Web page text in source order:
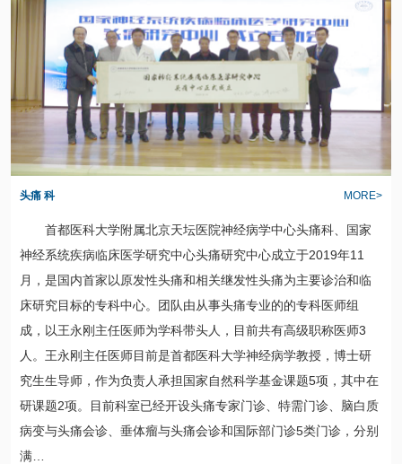
头痛 科 MORE>
首都医科大学附属北京天坛医院神经病学中心头痛科、
国家
神经系统疾病临床医学研究中心头痛研究中心成立于2019年11
月，是国内首家以原发性头痛和相关继发性头痛为主要诊治和临
床研究目标的专科中心。团队由从事头痛专业的的专科医师组
成，以王永刚 主任医师为学科带头人，目前共有高级职称医师3
人。 王永刚 主任医师目前是首都医科大学神经病学教授，博士研
究生生导师，作为负责人承担国家自然科学基金课题5项，其中在
研课题2项。目前科室已经开设头痛专家门诊、 特需门诊、脑白质
病变与头痛会诊、垂体瘤与头痛会诊和国际部门诊5类门诊，分别
满…